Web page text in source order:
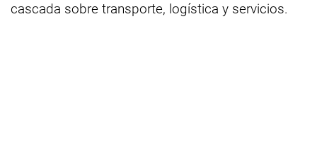
cascada sobre transporte, logística y servicios.